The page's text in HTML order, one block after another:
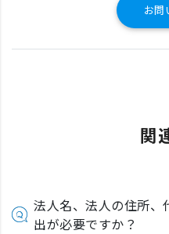
お問
関
法人名、法人の住所、
出が必要ですか？